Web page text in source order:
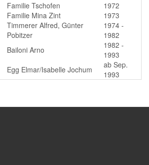
Familie Tschofen
1972
Familie Mina Zint
1973
Timmerer Alfred, Günter
Pobitzer
1974 -
1982
Bailoni Arno
1982 -
1993
Egg Elmar/Isabelle Jochum
ab Sep.
1993